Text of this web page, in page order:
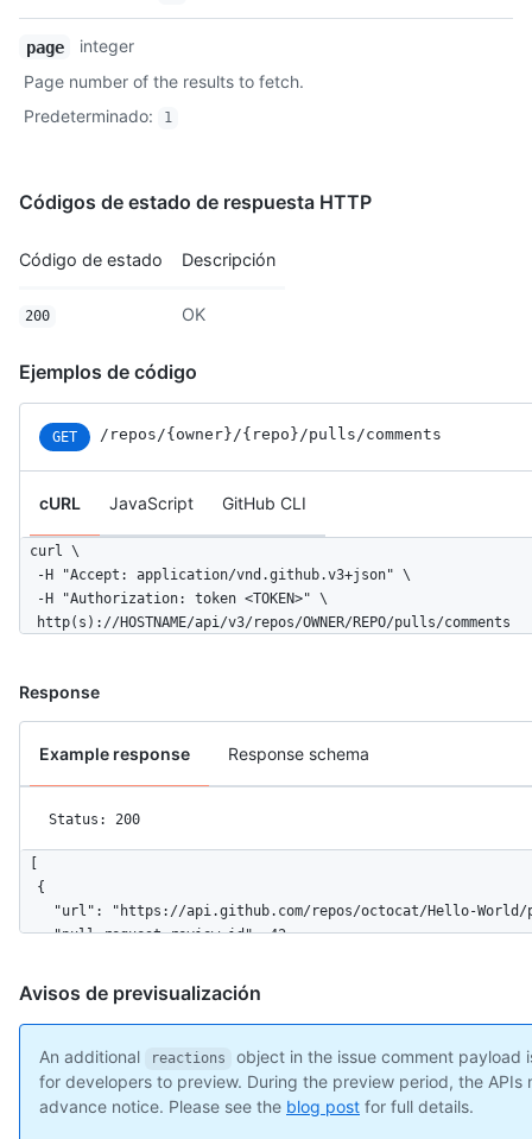
page
integer
Page number of the results to fetch.
Predeterminado: 1
Códigos de estado de respuesta HTTP
Código de estado Descripción
200 OK
Ejemplos de código
GET /repos/{owner}/{repo}/pulls/comments
cURL JavaScript GitHub CLI
curl \
  -H "Accept: application/vnd.github.v3+json" \
  -H "Authorization: token <TOKEN>" \
  http(s)://HOSTNAME/api/v3/repos/OWNER/REPO/pulls/comments
Response
Example response Response schema
Status: 200
  {
"url": "https://api.github.com/repos/octocat/Hello-
    "pull_request_review_id": 42,
    "node_id": "MDI0OlB1bGxSZXF1ZXN0UmV2aWV3Q29tbWVudDEw",
"diff_hunk": "@@ -16,33 +16,40 @@ public class
    "path": "file1.txt",
    "position": 1,
    "original_position": 4,
    "commit_id": "6dcb09b5b57875f334f61aebed695e2e4193db5e",
Avisos de previsualización
An additional reactions
object in the issue comment payload
for developers to preview. During the preview period, the APIs
advance notice. Please see the blog post for full details.